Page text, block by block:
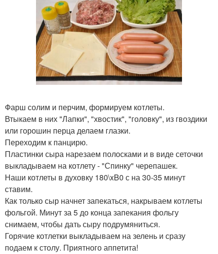
Фарш солим и перчим, формируем котлеты.
Втыкаем в них "Лапки", "хвостик", "головку", из гвоздики
или горошин перца делаем глазки.
Переходим к панцирю.
Пластинки сыра нарезаем полосками и в виде сеточки
выкладываем на котлету - "Спинку" черепашек.
Наши котлеты в духовку 180\xB0 с на 30-35 минут
ставим.
Как только сыр начнет запекаться, накрываем котлеты
фольгой. Минут за 5 до конца запекания фольгу
снимаем, чтобы дать сыру подрумяниться.
Горячие котлетки выкладываем на зелень и сразу
подаем к столу. Приятного аппетита!